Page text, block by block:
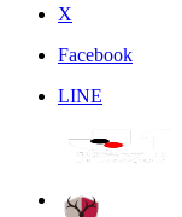
X
Facebook
LINE